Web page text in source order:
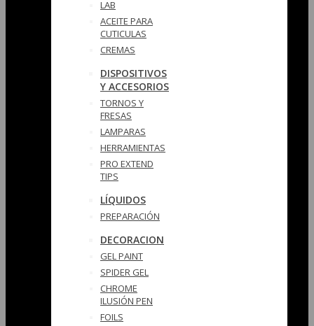
LAB
ACEITE PARA
CUTICULAS
CREMAS
DISPOSITIVOS
Y ACCESORIOS
TORNOS Y
FRESAS
LAMPARAS
HERRAMIENTAS
PRO EXTEND
TIPS
LÍQUIDOS
PREPARACIÓN
DECORACION
GEL PAINT
SPIDER GEL
CHROME
ILUSIÓN PEN
FOILS